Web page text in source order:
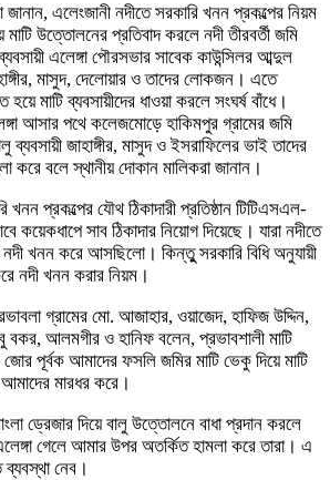
জানান, এলেংজানী নদীতে সরকারি খনন প্রকল্পের নিয়ম
মাটি উত্তোলনের প্রতিবাদ করলে নদী তীরবর্তী জমি
এলেঙ্গা পৌরসভার সাবেক কাউন্সিলর আব্দুল
মাসুদ, দেলোয়ার ও তাদের লোকজন। এতে
মাটি ব্যবসায়ীদের ধাওয়া করলে সংঘর্ষ বাঁধে।
আসার পথে কলেজমোড়ে হাকিমপুর গ্রামের জমি
জাহাঙ্গীর, মাসুদ ও ইসরাফিলের ভাই তাদের
করে বলে স্থানীয় দোকান মালিকরা জানান।
খনন প্রকল্পের যৌথ ঠিকাদারী প্রতিষ্ঠান টিটিএসএল-
কয়েকধাপে সাব ঠিকাদার নিয়োগ দিয়েছে। যারা নদীতে
নদী খনন করে আসছিলো। কিন্তুু সরকারি বিধি অনুযায়ী
নদী খনন করার নিয়ম।
গ্রামের মো. আজাহার, ওয়াজেদ, হাফিজ উদ্দিন,
আলমগীর ও হানিফ বলেন, প্রভাবশালী মাটি
জোর পূর্বক আমাদের ফসলি জমির মাটি ভেকু দিয়ে মাটি
আমাদের মারধর করে।
ড্রেজার দিয়ে বালু উত্তোলনে বাধা প্রদান করলে
গেলে আমার উপর অতর্কিত হামলা করে তারা। এ
নেব।